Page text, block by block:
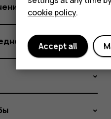
задач
cookie policy.
Accept all